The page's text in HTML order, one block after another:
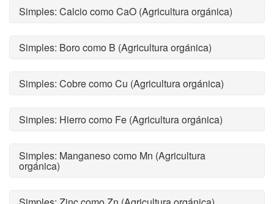
Simples: Calcio como CaO (Agricultura orgánica)
Simples: Boro como B (Agricultura orgánica)
Simples: Cobre como Cu (Agricultura orgánica)
Simples: Hierro como Fe (Agricultura orgánica)
Simples: Manganeso como Mn (Agricultura
orgánica)